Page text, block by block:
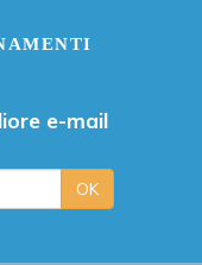
e-mail
OK